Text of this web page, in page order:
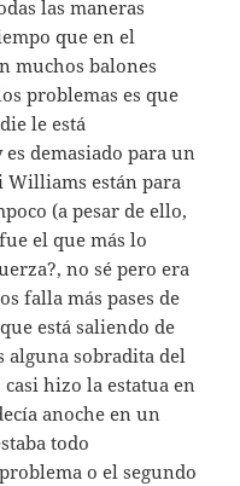
las maneras
que en el
muchos balones
problemas es que
le está
demasiado para un
están para
(a pesar de ello,
el que más lo
no sé pero era
falla más pases de
está saliendo de
sobradita del
hizo la estatua en
anoche en un
todo
o el segundo